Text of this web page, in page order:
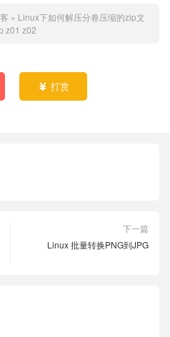
» Linux下如何解压分卷压缩的zip文
z01 z02
 打赏
下一篇
Linux 批量转换PNG到JPG